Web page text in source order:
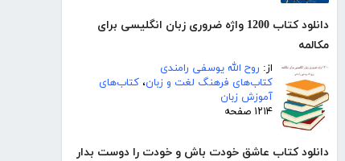
دانلود کتاب 1200 واژه ضروری زبان انگلیسی برای
مکالمه
از: روح الله یوسفی رامندی
کتاب‌های فرهنگ لغت و زبان، کتاب‌های
آموزش زبان
۱۲۱۴ صفحه
دانلود کتاب عاشق خودت باش و خودت را دوست بدار